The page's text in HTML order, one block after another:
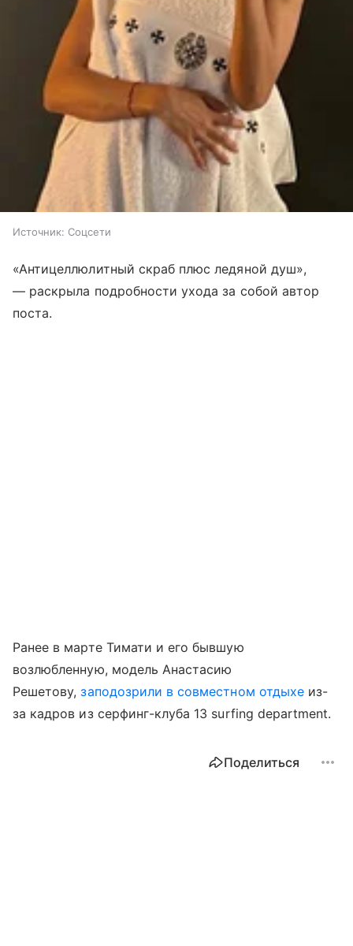
Источник: Соцсети
«Антицеллюлитный скраб плюс ледяной душ»,
— раскрыла подробности ухода за собой автор
поста.
Ранее в марте Тимати и его бывшую
возлюбленную, модель Анастасию
Решетову,заподозрили в совместном отдыхеиз-
за кадров из серфинг-клуба 13 surfing department.
Поделиться